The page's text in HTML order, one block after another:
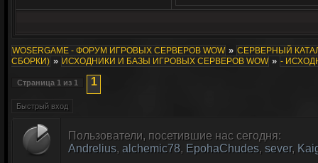
WOSERGAME - ФОРУМ ИГРОВЫХ СЕРВЕРОВ WOW » СЕРВЕРНЫЙ
СБОРКИ) » ИСХОДНИКИ И БАЗЫ ИГРОВЫХ СЕРВЕРОВ WOW » -
Страница 1 из 1 1
Пользователи, посетившие нас сегодня:
Andrelius, alchemic78, EpohaChudes, sever,